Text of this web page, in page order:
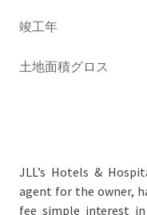
竣工年
土地面積グロス
JLL’s Hotels &
agent for the owner,
fee simple interest